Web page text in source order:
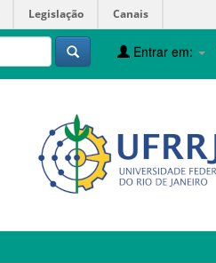
Legislação Canais
Entrar em: